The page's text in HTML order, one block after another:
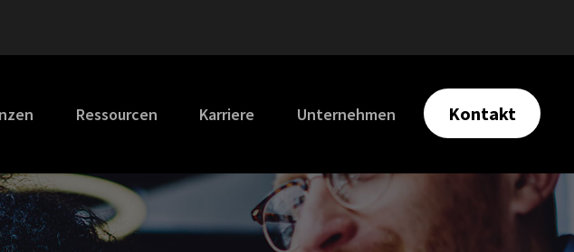
Ressourcen Karriere Unternehmen Kontakt